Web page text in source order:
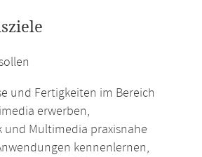
und Fertigkeiten im Bereich
erwerben,
und Multimedia praxisnahe
kennenlernen,